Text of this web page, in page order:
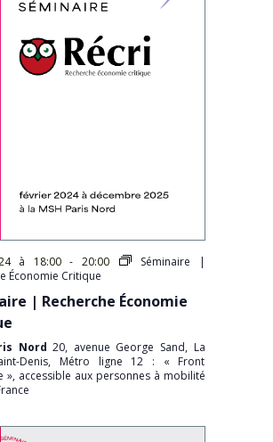
à 18:00- 20:00
Séminaire |
Économie Critique
| Recherche Économie
Nord20, avenue George Sand, La
Denis, Métro ligne 12 : « Front
», accessible aux personnes à mobilité